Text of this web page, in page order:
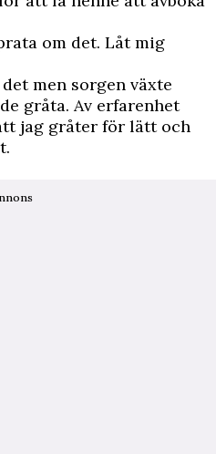
om det. Låt mig
men sorgen växte
gråta. Av erfarenhet
jag gråter för lätt och